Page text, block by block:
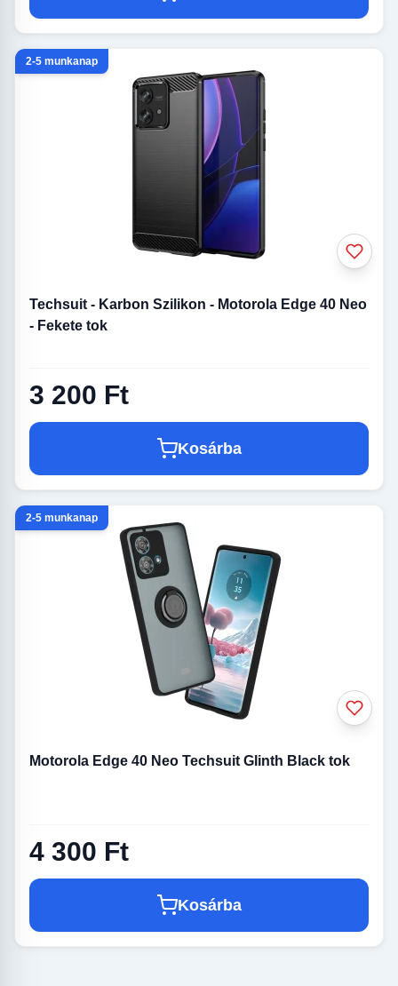
2-5 munkanap
Techsuit - Karbon Szilikon - Motorola Edge 40 Neo
- Fekete tok
3 200 Ft
Kosárba
2-5 munkanap
Motorola Edge 40 Neo Techsuit Glinth Black tok
4 300 Ft
Kosárba